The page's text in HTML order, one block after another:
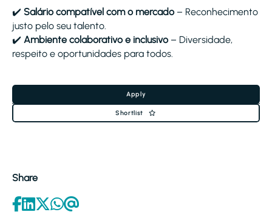
✔️ Salário compatível com o mercado– Reconhecimento
justo pelo seu talento.
✔️ Ambiente colaborativo e inclusivo– Diversidade,
respeito e oportunidades para todos.
Apply
Shortlist
Share